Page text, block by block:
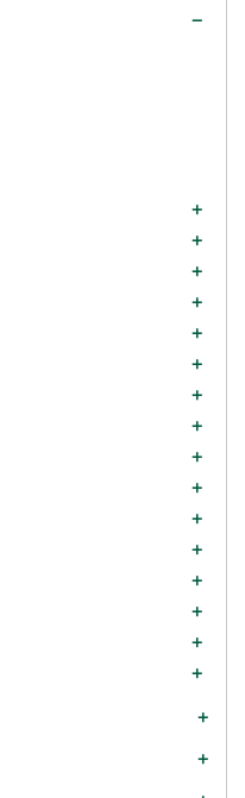
remove
add
add
add
add
add
add
add
add
add
add
add
add
add
add
add
add
add
add